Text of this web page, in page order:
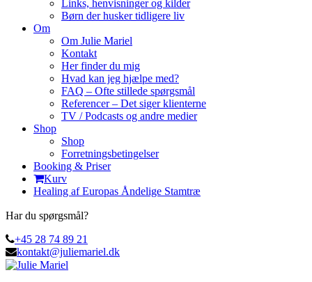
Links, henvisninger og kilder
Børn der husker tidligere liv
Om
Om Julie Mariel
Kontakt
Her finder du mig
Hvad kan jeg hjælpe med?
FAQ – Ofte stillede spørgsmål
Referencer – Det siger klienterne
TV / Podcasts og andre medier
Shop
Shop
Forretningsbetingelser
Booking & Priser
Kurv
Healing af Europas Åndelige Stamtræ
Har du spørgsmål?
+45 28 74 89 21
kontakt@juliemariel.dk